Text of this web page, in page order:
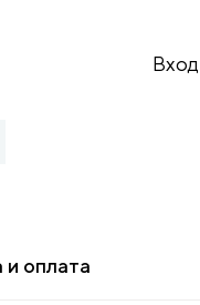
Вход
и оплата